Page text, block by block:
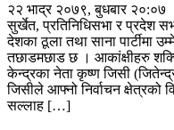
२२ भाद्र २०७९, बुधबार २०:०७
सुर्खेत, प्रतिनिधिसभा र प्रदेश
देशका ठूला तथा साना पार्टीमा
तछाडमछाड छ । आकांक्षीहरु
केन्द्रका नेता कृष्ण जिसी
जिसीले आफ्नो निर्वाचन
सल्लाह […]